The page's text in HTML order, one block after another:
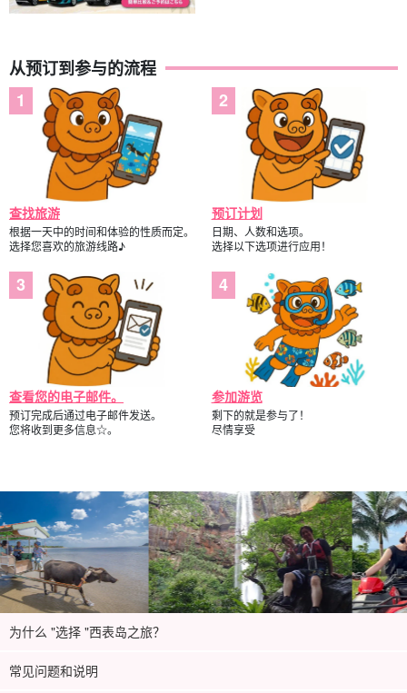
从预订到参与的流程
查找旅游
根据一天中的时间和体验的性质而定。
选择您喜欢的旅游线路♪
预订计划
日期、人数和选项。
选择以下选项进行应用！
查看您的电子邮件。
预订完成后通过电子邮件发送。
您将收到更多信息☆。
参加游览
剩下的就是参与了！
尽情享受
为什么 "选择 "西表岛之旅？
常见问题和说明